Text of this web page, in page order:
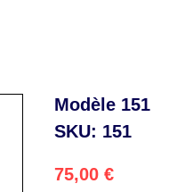
Modèle 151
SKU: 151
75,00 €Precio